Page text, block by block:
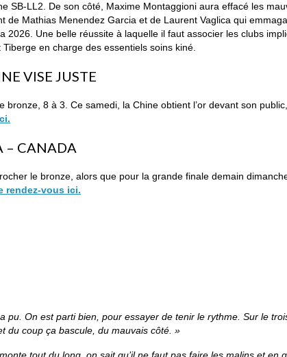
SB-LL2. De son côté, Maxime Montaggioni aura effacé les
de Mathias Menendez Garcia et de Laurent Vaglica qui
2026. Une belle réussite à laquelle il faut associer les clubs
en charge des essentiels soins kiné.
VISE JUSTE
8 à 3. Ce samedi, la Chine obtient l’or devant son
– CANADA
le bronze, alors que pour la grande finale demain
rendez-vous ici.
pu. On est parti bien, pour essayer de tenir le rythme. Sur le
du coup ça bascule, du mauvais côté. »
tout du long, on sait qu’il ne faut pas faire les malins et